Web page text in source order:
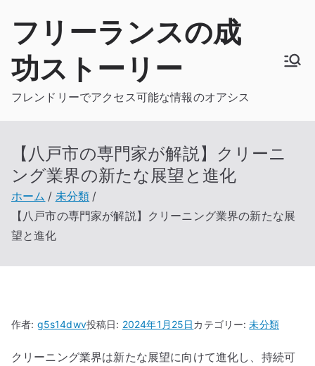
フリーランスの成
功ストーリー
フレンドリーでアクセス可能な情報のオアシス
【八戸市の専門家が解説】クリーニ
ング業界の新たな展望と進化
ホーム
未分類
【八戸市の専門家が解説】クリーニング業界の新たな展
望と進化
作者: g5s14dwv投稿日: 2024年1月25日カテゴリー:未分類
クリーニング業界は新たな展望に向けて進化し、持続可